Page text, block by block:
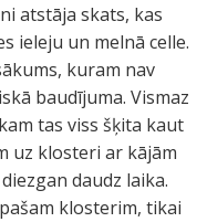
atstāja skats, kas
ieleju un melnā celle.
kuram nav
baudījuma. Vismaz
tas viss šķita kaut
uz klosteri ar kājām
daudz laika.
klosterim, tikai